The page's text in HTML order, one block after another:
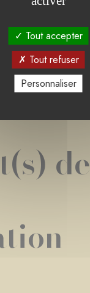
projet(s) de la
de
Tout accepter
Tout refuser
Personnaliser